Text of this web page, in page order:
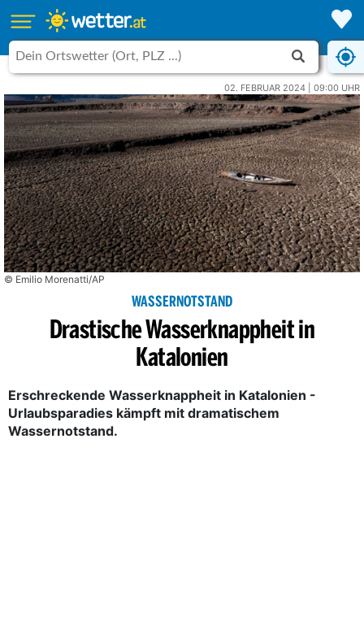
02. FEBRUAR 2024 | 09:00 UHR
© Emilio Morenatti/AP
WASSERNOTSTAND
Drastische Wasserknappheit in
Katalonien
Erschreckende Wasserknappheit in Katalonien -
Urlaubsparadies kämpft mit dramatischem
Wassernotstand.